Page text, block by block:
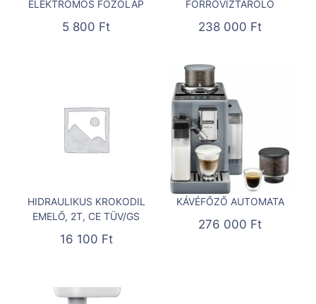
ELEKTROMOS FŐZŐLAP
5 800 Ft
FORRÓVÍZTÁROLÓ
238 000 Ft
HIDRAULIKUS KROKODIL
EMELŐ, 2T, CE TÜV/GS
16 100 Ft
KÁVÉFŐZŐ AUTOMATA
276 000 Ft